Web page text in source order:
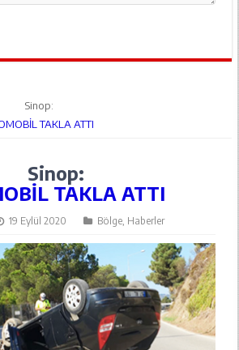
Sinop:
TAKLA ATTI
Sinop:
TAKLA ATTI
19 Eylül 2020 Bölge, Haberler